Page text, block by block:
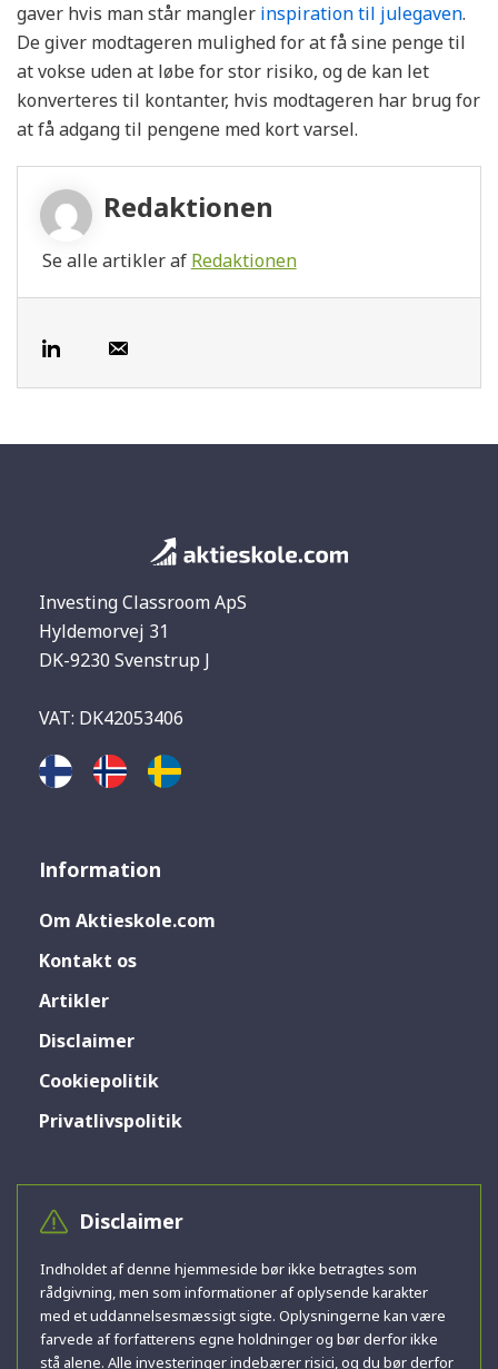
gaver hvis man står mangler inspiration til julegaven.
De giver modtageren mulighed for at få sine penge til
at vokse uden at løbe for stor risiko, og de kan let
konverteres til kontanter, hvis modtageren har brug for
at få adgang til pengene med kort varsel.
Redaktionen
Se alle artikler af Redaktionen
Investing Classroom ApS
Hyldemorvej 31
DK-9230 Svenstrup J
VAT: DK42053406
Information
Om Aktieskole.com
Kontakt os
Artikler
Disclaimer
Cookiepolitik
Privatlivspolitik
Disclaimer
Indholdet af denne hjemmeside bør ikke betragtes som
rådgivning, men som informationer af oplysende karakter
med et uddannelsesmæssigt sigte. Oplysningerne kan være
farvede af forfatterens egne holdninger og bør derfor ikke
stå alene. Alle investeringer indebærer risici, og du bør derfor